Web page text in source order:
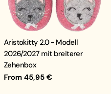
Aristokitty 2.0 - Modell
2026/2027 mit breiterer
Zehenbox
Regular
From 45,95 €